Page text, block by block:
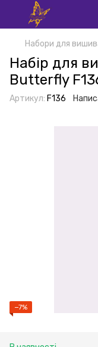
Набори для
Набір для
Butterfly
Артикул: F136
−7%